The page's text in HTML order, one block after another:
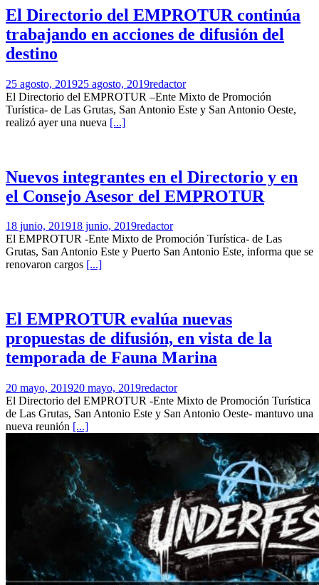
El Directorio del EMPROTUR continúa
trabajando en acciones de difusión del
destino
25 agosto, 201925 agosto, 2019redactor
El Directorio del EMPROTUR –Ente Mixto de Promoción
Turística- de Las Grutas, San Antonio Este y San Antonio Oeste,
realizó ayer una nueva [...]
Nuevos integrantes en el Directorio y en
el Consejo Asesor del EMPROTUR
18 junio, 201918 junio, 2019redactor
El EMPROTUR -Ente Mixto de Promoción Turística- de Las
Grutas, San Antonio Este y Puerto San Antonio Este, informa que se
renovaron cargos [...]
El EMPROTUR evalúa nuevas
propuestas de difusión, en vista de la
temporada de Fauna Marina
20 mayo, 201920 mayo, 2019redactor
El Directorio del EMPROTUR -Ente Mixto de Promoción Turística
de Las Grutas, San Antonio Este y San Antonio Oeste- mantuvo una
nueva reunión [...]